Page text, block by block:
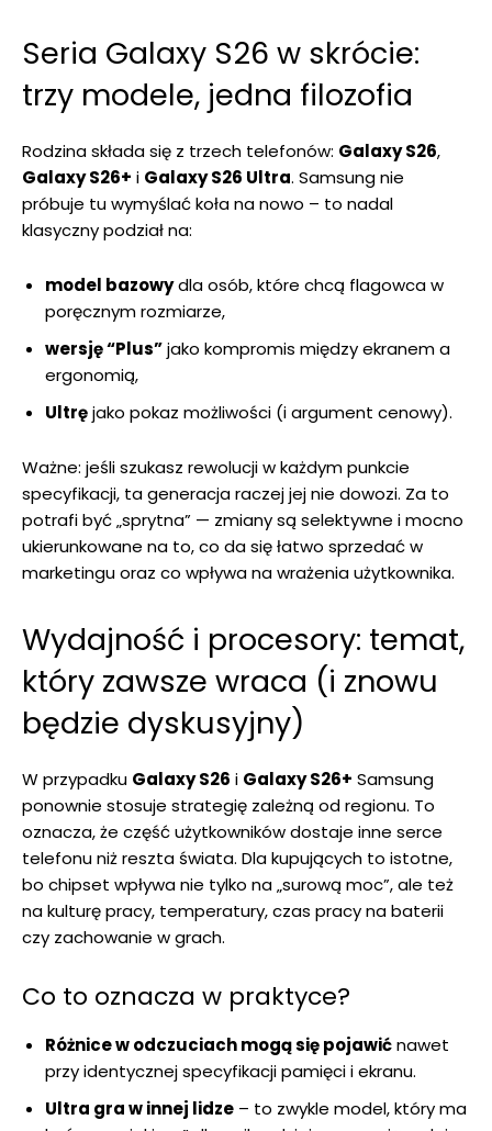
Seria Galaxy S26 w skrócie:
trzy modele, jedna filozofia
Rodzina składa się z trzech telefonów: Galaxy S26,
Galaxy S26+ i Galaxy S26 Ultra. Samsung nie
próbuje tu wymyślać koła na nowo – to nadal
klasyczny podział na:
model bazowydla osób, które chcą flagowca w
poręcznym rozmiarze,
wersję “Plus”jako kompromis między ekranem a
ergonomią,
Ultręjako pokaz możliwości (i argument cenowy).
Ważne: jeśli szukasz rewolucji w każdym punkcie
specyfikacji, ta generacja raczej jej nie dowozi. Za to
potrafi być „sprytna” — zmiany są selektywne i mocno
ukierunkowane na to, co da się łatwo sprzedać w
marketingu oraz co wpływa na wrażenia użytkownika.
Wydajność i procesory: temat,
który zawsze wraca (i znowu
będzie dyskusyjny)
W przypadku Galaxy S26 i Galaxy S26+ Samsung
ponownie stosuje strategię zależną od regionu. To
oznacza, że część użytkowników dostaje inne serce
telefonu niż reszta świata. Dla kupujących to istotne,
bo chipset wpływa nie tylko na „surową moc”, ale też
na kulturę pracy, temperatury, czas pracy na baterii
czy zachowanie w grach.
Co to oznacza w praktyce?
Różnice w odczuciach mogą się pojawićnawet
przy identycznej specyfikacji pamięci i ekranu.
Ultra gra w innej lidze – to zwykle model, który ma